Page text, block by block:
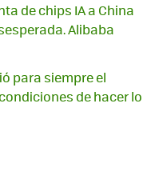
de chips IA a China
Alibaba
para siempre el
de hacer lo